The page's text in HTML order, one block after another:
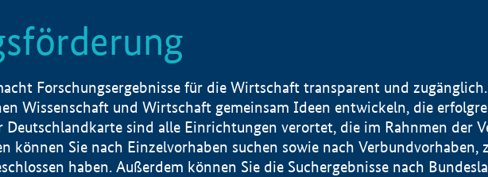
Forschungsergebnisse für die Wirtschaft transparent und
Wissenschaft und Wirtschaft gemeinsam Ideen entwickeln, die
sind alle Einrichtungen verortet, die im Rahnmen der
können Sie nach Einzelvorhaben suchen sowie nach Verbundvorhaben,
haben. Außerdem können Sie die Suchergebnisse nach